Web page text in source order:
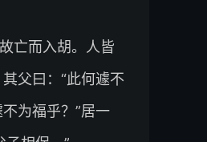
亡而入胡。人皆
父曰：“此何遽不
为福乎？”居一